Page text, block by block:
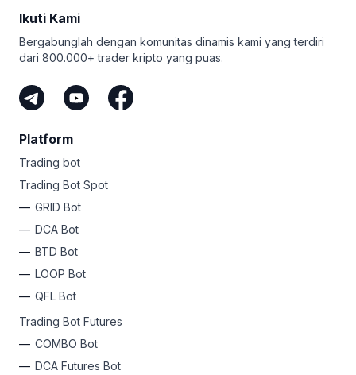
Ikuti Kami
Bergabunglah dengan komunitas dinamis kami yang terdiri
dari 800.000+ trader kripto yang puas.
Platform
Trading bot
Trading Bot Spot
GRID Bot
DCA Bot
BTD Bot
LOOP Bot
QFL Bot
Trading Bot Futures
COMBO Bot
DCA Futures Bot